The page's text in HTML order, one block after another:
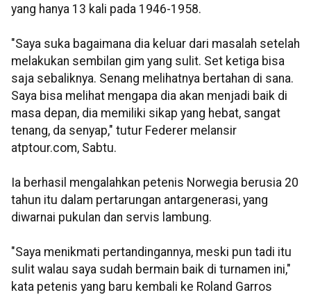
yang hanya 13 kali pada 1946-1958.
"Saya suka bagaimana dia keluar dari masalah setelah
melakukan sembilan gim yang sulit. Set ketiga bisa
saja sebaliknya. Senang melihatnya bertahan di sana.
Saya bisa melihat mengapa dia akan menjadi baik di
masa depan, dia memiliki sikap yang hebat, sangat
tenang, da senyap," tutur Federer melansir
atptour.com, Sabtu.
Ia berhasil mengalahkan petenis Norwegia berusia 20
tahun itu dalam pertarungan antargenerasi, yang
diwarnai pukulan dan servis lambung.
"Saya menikmati pertandingannya, meski pun tadi itu
sulit walau saya sudah bermain baik di turnamen ini,"
kata petenis yang baru kembali ke Roland Garros